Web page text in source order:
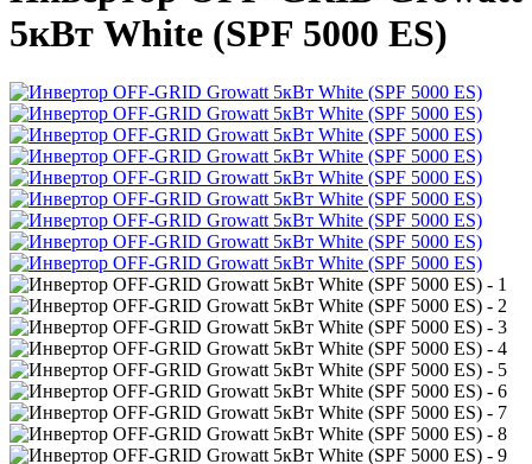
5кВт White (SPF 5000 ES)